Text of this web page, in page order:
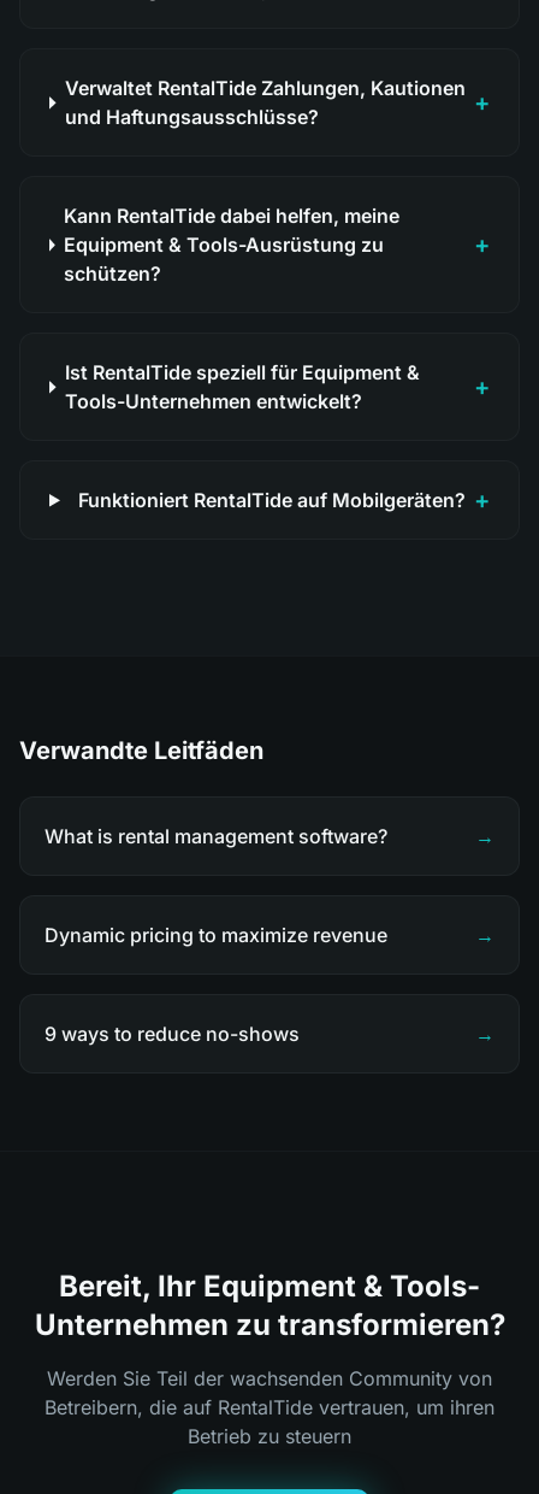
Verwaltet RentalTide Zahlungen, Kautionen
und Haftungsausschlüsse?
+
Kann RentalTide dabei helfen, meine
Equipment & Tools-Ausrüstung zu
schützen?
+
Ist RentalTide speziell für Equipment &
Tools-Unternehmen entwickelt?
+
Funktioniert RentalTide auf Mobilgeräten? +
Verwandte Leitfäden
What is rental management software? →
Dynamic pricing to maximize revenue →
9 ways to reduce no-shows →
Bereit, Ihr Equipment & Tools-
Unternehmen zu transformieren?
Werden Sie Teil der wachsenden Community von
Betreibern, die auf RentalTide vertrauen, um ihren
Betrieb zu steuern